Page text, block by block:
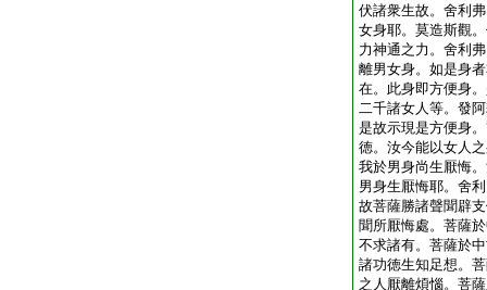
伏諸衆生故。舍利
女身耶。莫造斯觀
力神通之力。舍利
離男女身。如是身
在。此身即方便身
二千諸女人等。發
是故示現是方便身
徳。汝今能以女人
我於男身尚生厭悔
男身生厭悔耶。舍
故菩薩勝諸聲聞辟
聞所厭悔處。菩薩
不求諸有。菩薩於
諸功徳生知足想。
之人厭離煩惱。菩